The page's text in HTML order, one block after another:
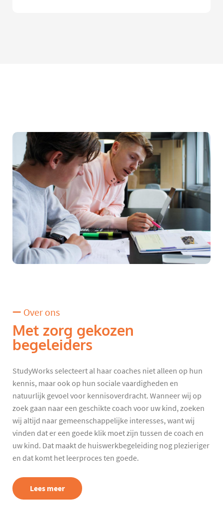
Over ons
Met zorg gekozen
begeleiders
StudyWorks selecteert al haar coaches niet alleen op hun
kennis, maar ook op hun sociale vaardigheden en
natuurlijk gevoel voor kennisoverdracht. Wanneer wij op
zoek gaan naar een geschikte coach voor uw kind, zoeken
wij altijd naar gemeenschappelijke interesses, want wij
vinden dat er een goede klik moet zijn tussen de coach en
uw kind. Dat maakt de huiswerkbegeleiding nog plezieriger
en dat komt het leerproces ten goede.
Lees meer